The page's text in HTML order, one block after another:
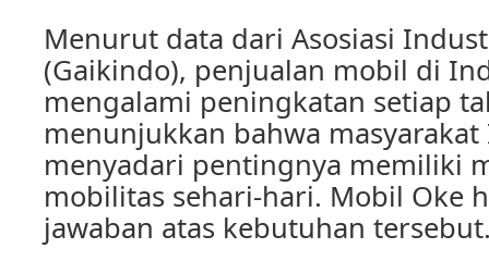
Menurut data dari Asosiasi
(Gaikindo), penjualan mobil di
mengalami peningkatan setiap
menunjukkan bahwa
menyadari pentingnya memiliki
mobilitas sehari-hari. Mobil Oke
jawaban atas kebutuhan